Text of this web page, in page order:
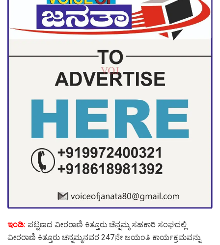
ಇಂಡಿ: ಪಟ್ಟಣದ ವೀರರಾಣಿ ಕಿತ್ತೂರು ಚೆನ್ನಮ್ಮ ಸಹಕಾರಿ ಸಂಘದಲ್ಲಿ
ವೀರರಾಣಿ ಕಿತ್ತೂರು ಚನ್ನಮ್ಮನವರ 247ನೇ ಜಯಂತಿ ಕಾರ್ಯಕ್ರಮವನ್ನು